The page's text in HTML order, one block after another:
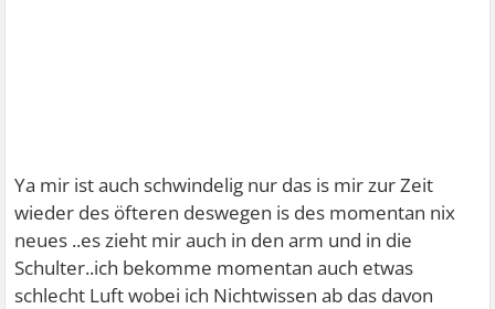
Ya mir ist auch schwindelig nur das is mir zur Zeit
wieder des öfteren deswegen is des momentan nix
neues ..es zieht mir auch in den arm und in die
Schulter..ich bekomme momentan auch etwas
schlecht Luft wobei ich Nichtwissen ab das davon